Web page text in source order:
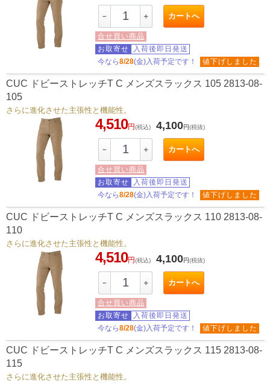
－ ＋ カートへ
合せ買い商品
お取寄せ
入荷後即日発送
今なら8/28(金)入荷予定です！ 値下げしました
CUC ドビーストレッチT C メンズスラックス 105 2813-08-
105
さらに進化させた主張性と機能性。
4,510円(税込) 4,100円(税抜)
－ ＋ カートへ
合せ買い商品
お取寄せ
入荷後即日発送
今なら8/28(金)入荷予定です！ 値下げしました
CUC ドビーストレッチT C メンズスラックス 110 2813-08-
110
さらに進化させた主張性と機能性。
4,510円(税込) 4,100円(税抜)
－ ＋ カートへ
合せ買い商品
お取寄せ
入荷後即日発送
今なら8/28(金)入荷予定です！ 値下げしました
CUC ドビーストレッチT C メンズスラックス 115 2813-08-
115
さらに進化させた主張性と機能性。